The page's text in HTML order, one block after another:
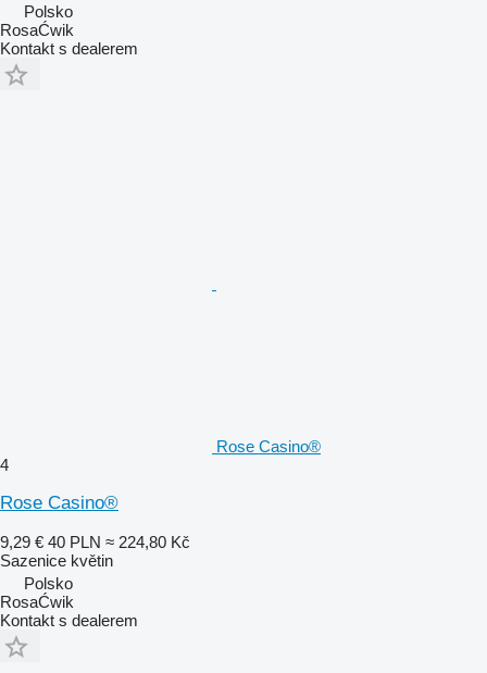
Polsko
RosaĆwik
Kontakt s dealerem
Rose Casino®
4
Rose Casino®
9,29 € 40 PLN ≈ 224,80 Kč
Sazenice květin
Polsko
RosaĆwik
Kontakt s dealerem